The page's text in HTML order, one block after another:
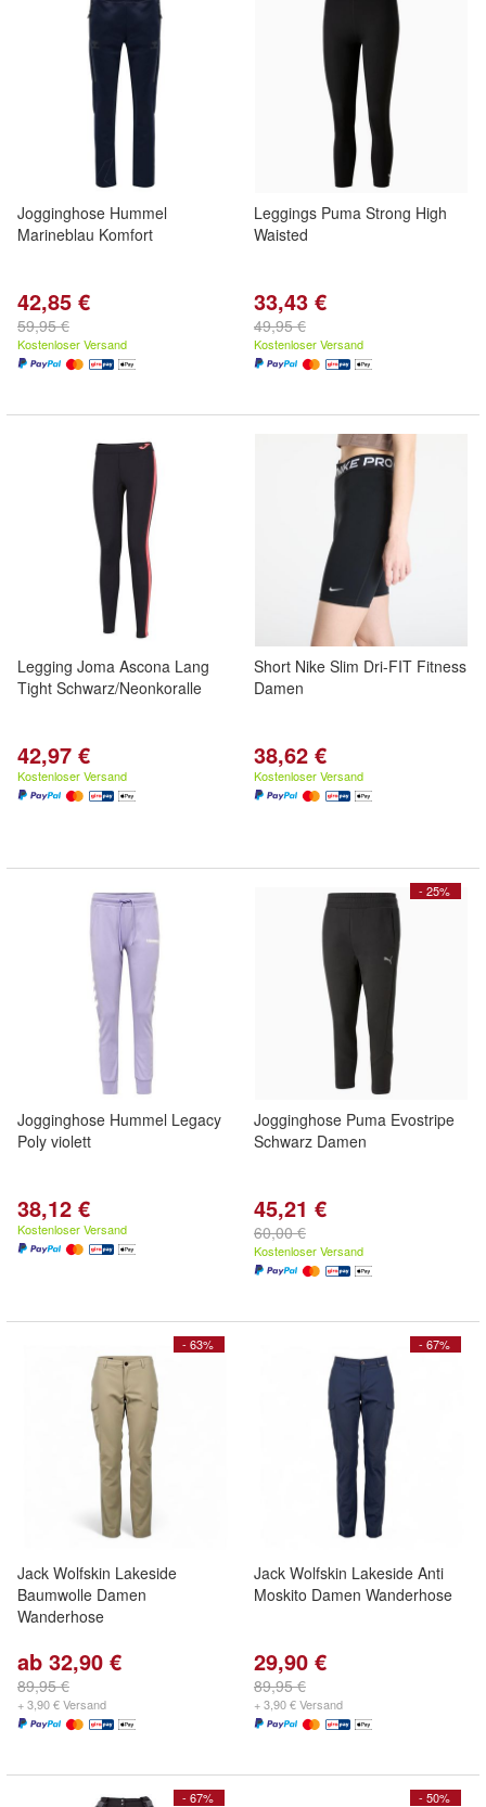
Jogginghose Hummel
Marineblau Komfort
42,85 €
59,95 €
Kostenloser Versand
Leggings Puma Strong High
Waisted
33,43 €
49,95 €
Kostenloser Versand
Legging Joma Ascona Lang
Tight Schwarz/Neonkoralle
42,97 €
Kostenloser Versand
Short Nike Slim Dri-FIT Fitness
Damen
38,62 €
Kostenloser Versand
Jogginghose Hummel Legacy
Poly violett
38,12 €
Kostenloser Versand
- 25%
Jogginghose Puma Evostripe
Schwarz Damen
45,21 €
60,00 €
Kostenloser Versand
- 63%
Jack Wolfskin Lakeside
Baumwolle Damen
Wanderhose
ab 32,90 €
89,95 €
+ 3,90 € Versand
- 67%
Jack Wolfskin Lakeside Anti
Moskito Damen Wanderhose
29,90 €
89,95 €
+ 3,90 € Versand
- 67% - 50%